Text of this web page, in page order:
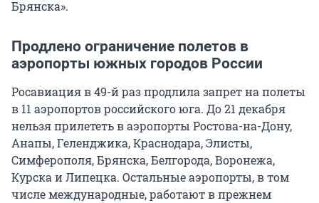
Брянска».
Продлено ограничение полетов в
аэропорты южных городов России
Росавиация в 49-й раз продлила запрет на полеты
в 11 аэропортов российского юга. До 21 декабря
нельзя прилететь в аэропорты Ростова-на-Дону,
Анапы, Геленджика, Краснодара, Элисты,
Симферополя, Брянска, Белгорода, Воронежа,
Курска и Липецка. Остальные аэропорты, в том
числе международные, работают в прежнем